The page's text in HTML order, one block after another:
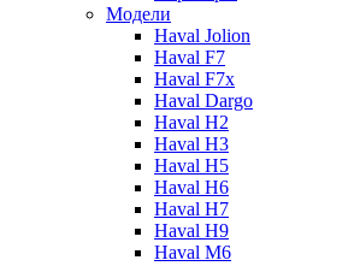
Модели
Haval Jolion
Haval F7
Haval F7x
Haval Dargo
Haval H2
Haval H3
Haval H5
Haval H6
Haval H7
Haval H9
Haval M6